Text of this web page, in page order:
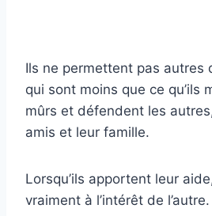
Ils ne permettent pas autres
qui sont moins que ce qu’ils
mûrs et défendent les
amis et leur famille.
Lorsqu’ils apportent leur
vraiment à l’intérêt de l’autre.